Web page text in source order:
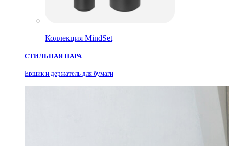
Коллекция MindSet
СТИЛЬНАЯ ПАРА
Ершик и держатель для бумаги